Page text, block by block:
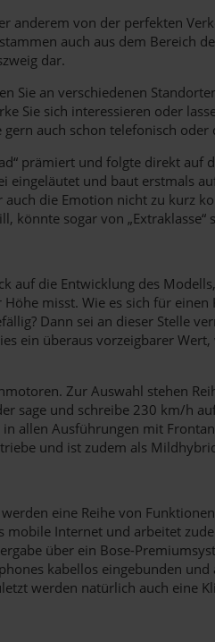
anderem von der perfekten
auch aus dem Bereich
dar.
an verschiedenen
Sie sich interessieren oder
auch schon telefonisch
prämiert und folgte direkt auf
und baut erstmals
die Emotion nicht zu kurz
sogar von
auf die Entwicklung des
misst. Wie es sich für
Dann sei an dieser Stelle
ein überaus vorzeigbarer
Zur Auswahl stehen
sage und schreibe 230 km/h
allen Ausführungen mit
und ist zudem als
eine Reihe von
mobile Internet und arbeitet
über ein Bose-
kabellos eingebunden
werden natürlich auch eine